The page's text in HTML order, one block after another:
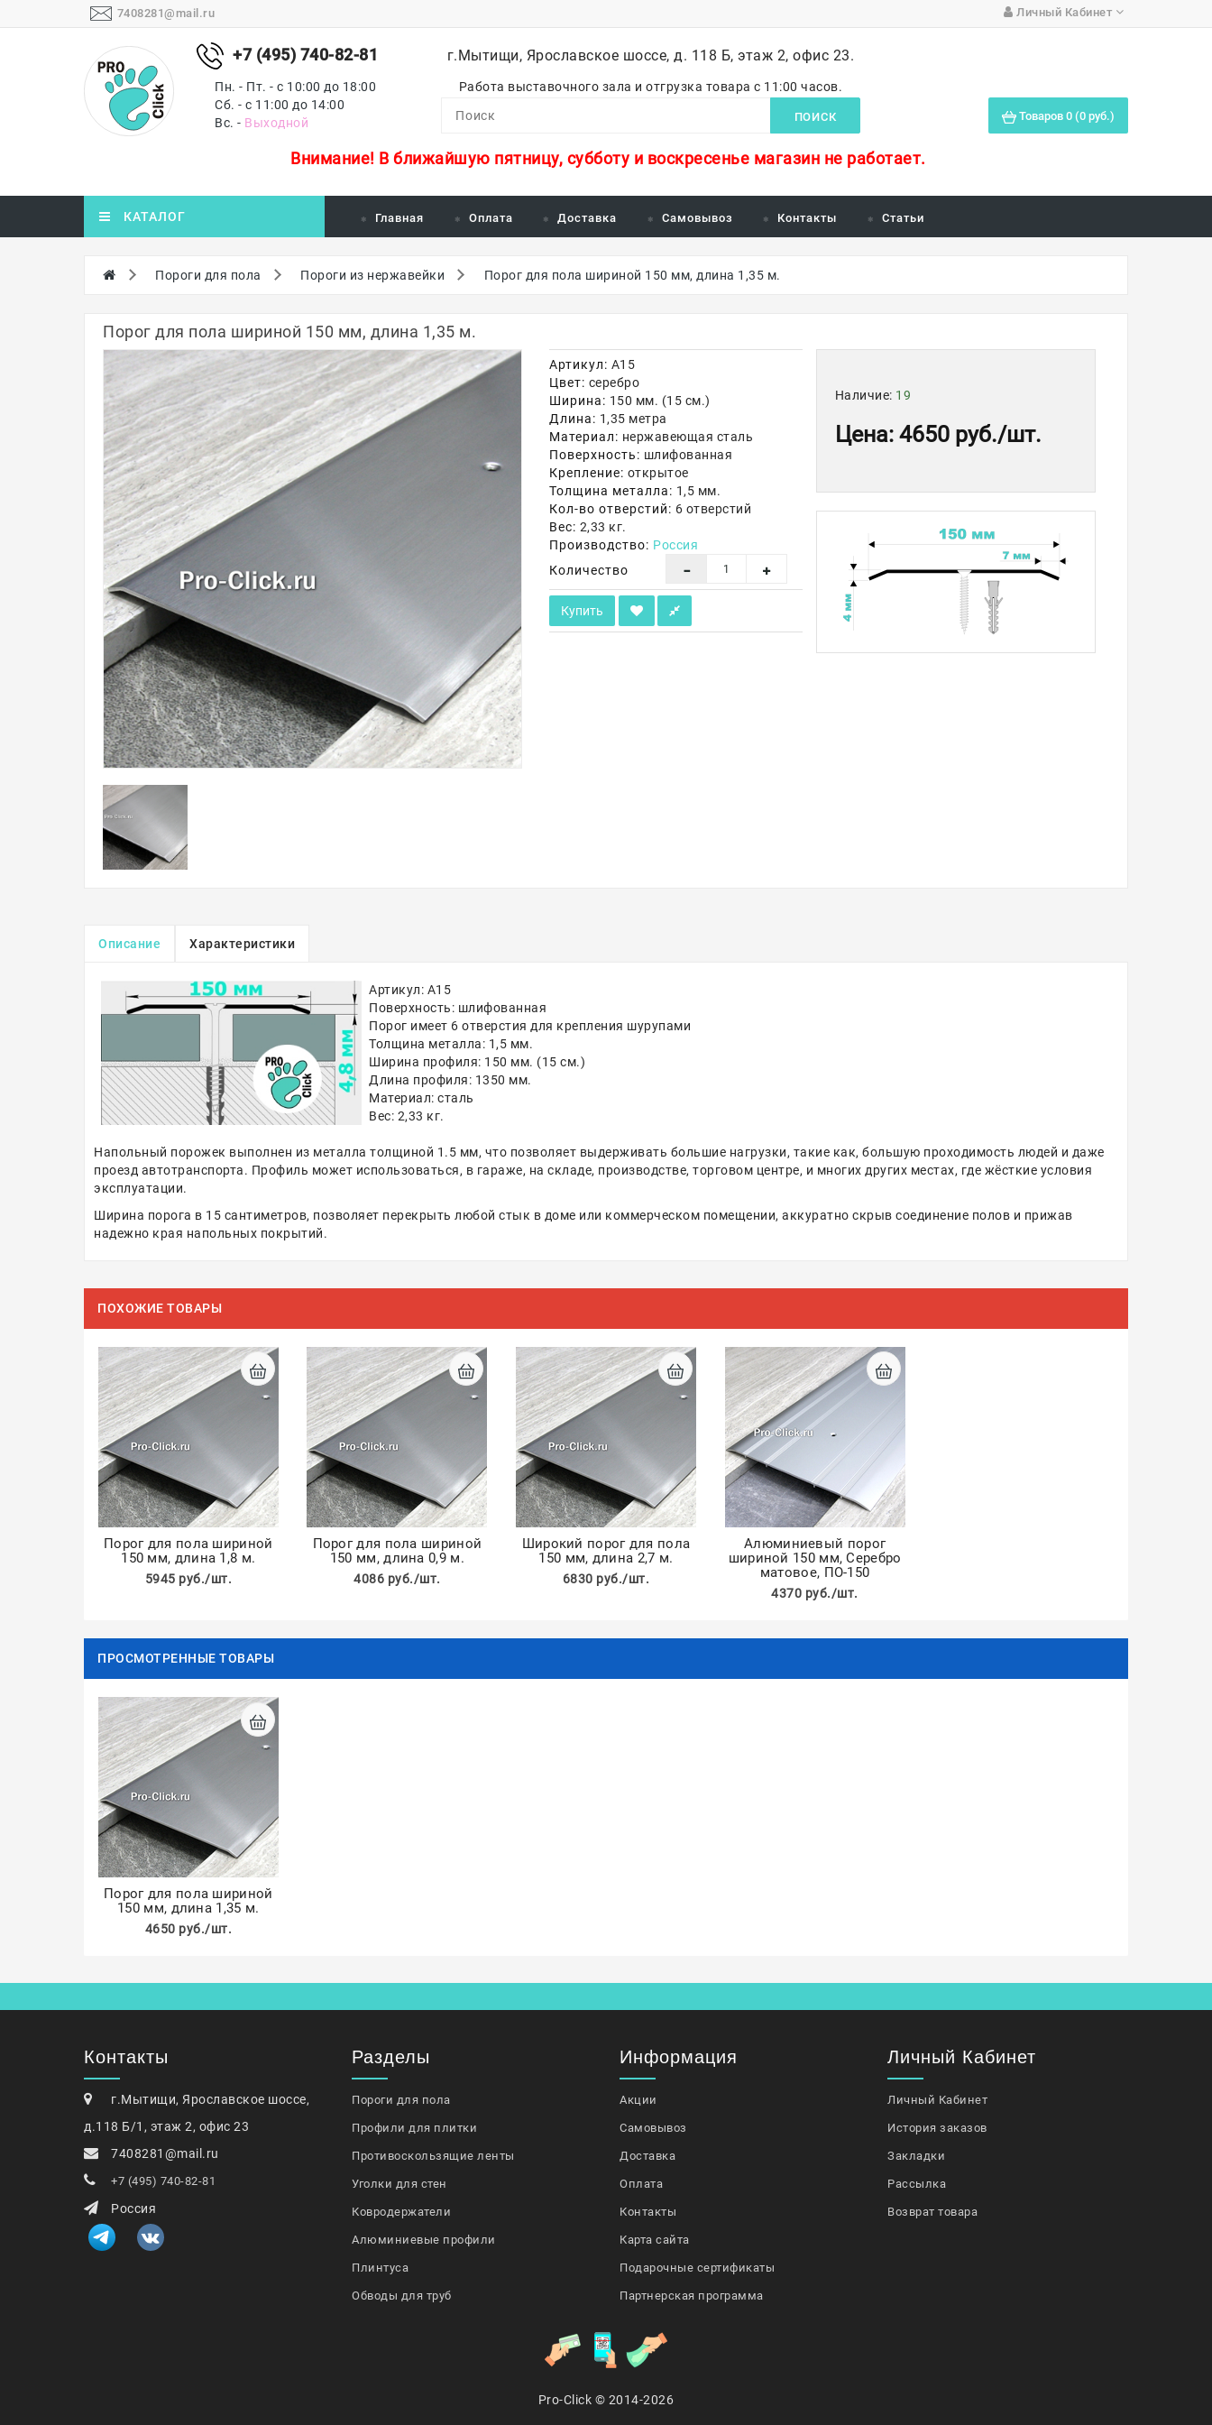
7408281@mail.ru Личный Кабинет
+7 (495) 740-82-81
Пн. - Пт. - с 10:00 до 18:00
Сб. - с 11:00 до 14:00
Вс. - Выходной
г.Мытищи, Ярославское шоссе, д. 118 Б, этаж 2, офис 23.
Работа выставочного зала и отгрузка товара с 11:00 часов.
ПОИСК Товаров 0 (0 руб.)
Внимание! В ближайшую пятницу, субботу и воскресенье магазин не работает.
КАТАЛОГ Главная Оплата Доставка Самовывоз Контакты Статьи
Пороги для пола Пороги из нержавейки Порог для пола шириной 150 мм, длина 1,35 м.
Порог для пола шириной 150 мм, длина 1,35 м.
Артикул: А15
Цвет: серебро
Ширина: 150 мм. (15 см.)
Длина: 1,35 метра
Материал: нержавеющая сталь
Поверхность: шлифованная
Крепление: открытое
Толщина металла: 1,5 мм.
Кол-во отверстий: 6 отверстий
Вес: 2,33 кг.
Производство: Россия
Количество
Купить
Наличие: 19
Цена: 4650 руб./шт.
Описание Характеристики
Артикул: А15
Поверхность: шлифованная
Порог имеет 6 отверстия для крепления шурупами
Толщина металла: 1,5 мм.
Ширина профиля: 150 мм. (15 см.)
Длина профиля: 1350 мм.
Материал: сталь
Вес: 2,33 кг.
Напольный порожек выполнен из металла толщиной 1.5 мм, что позволяет выдерживать большие нагрузки, такие как, большую проходимость людей и даже
проезд автотранспорта. Профиль может использоваться, в гараже, на складе, производстве, торговом центре, и многих других местах, где жёсткие условия
эксплуатации.
Ширина порога в 15 сантиметров, позволяет перекрыть любой стык в доме или коммерческом помещении, аккуратно скрыв соединение полов и прижав
надежно края напольных покрытий.
ПОХОЖИЕ ТОВАРЫ
Порог для пола шириной
150 мм, длина 1,8 м.
5945 руб./шт.
Порог для пола шириной
150 мм, длина 0,9 м.
4086 руб./шт.
Широкий порог для пола
150 мм, длина 2,7 м.
6830 руб./шт.
Алюминиевый порог
шириной 150 мм, Серебро
матовое, ПО-150
4370 руб./шт.
ПРОСМОТРЕННЫЕ ТОВАРЫ
Порог для пола шириной
150 мм, длина 1,35 м.
4650 руб./шт.
Контакты
г.Мытищи, Ярославское шоссе,
д.118 Б/1, этаж 2, офис 23
7408281@mail.ru
+7 (495) 740-82-81
Россия
Разделы
Пороги для пола
Профили для плитки
Противоскользящие ленты
Уголки для стен
Ковродержатели
Алюминиевые профили
Плинтуса
Обводы для труб
Информация
Акции
Самовывоз
Доставка
Оплата
Контакты
Карта сайта
Подарочные сертификаты
Партнерская программа
Личный Кабинет
Личный Кабинет
История заказов
Закладки
Рассылка
Возврат товара
Pro-Click © 2014-2026